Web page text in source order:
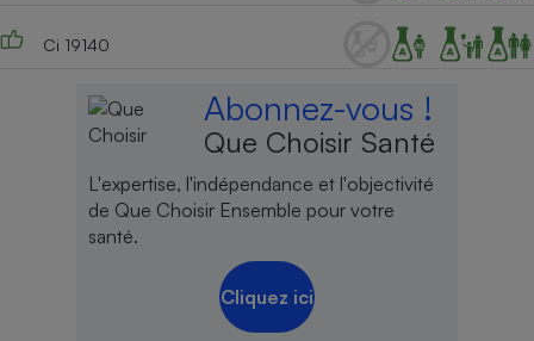
Ci 19140
Abonnez-vous !
Que Choisir Santé
L'expertise, l'indépendance et l'objectivité
de Que Choisir Ensemble pour votre
santé.
Cliquez ici